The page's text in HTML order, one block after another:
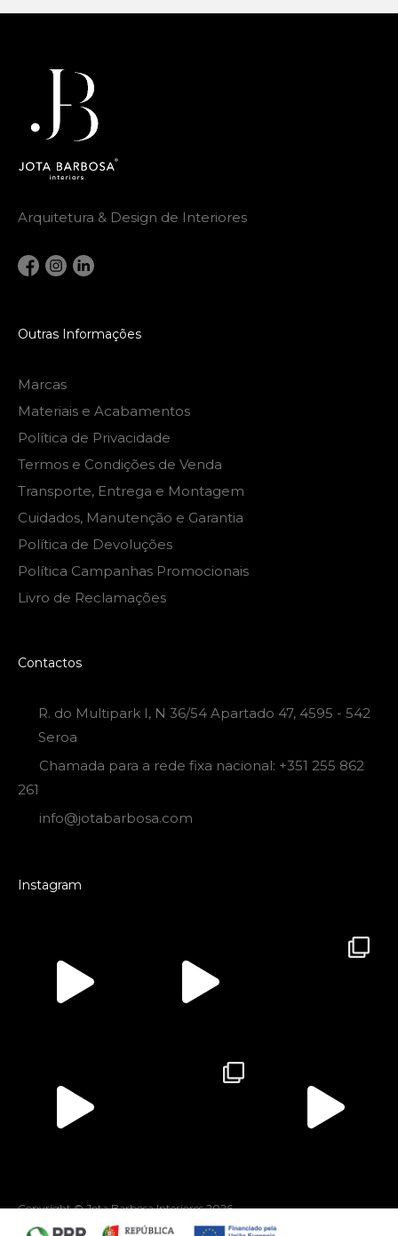
Arquitetura & Design de Interiores
Outras Informações
Marcas
Materiais e Acabamentos
Política de Privacidade
Termos e Condições de Venda
Transporte, Entrega e Montagem
Cuidados, Manutenção e Garantia
Política de Devoluções
Política Campanhas Promocionais
Livro de Reclamações
Contactos
R. do Multipark I, N 36/54 Apartado 47, 4595 - 542
Seroa
Chamada para a rede fixa nacional: +351 255 862
261
info@jotabarbosa.com
Instagram
Copyright © Jota Barbosa Interiores2026
by webcomum